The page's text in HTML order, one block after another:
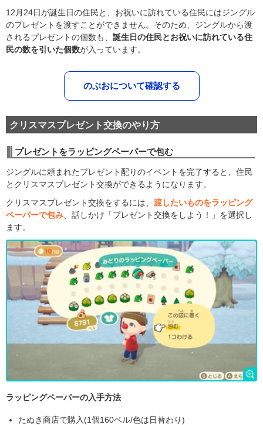
12月24日が誕生日の住民と、お祝いに訪れている住民にはジングル
のプレゼントを渡すことができません。そのため、ジングルから渡
されるプレゼントの個数も、 誕生日の住民とお祝いに訪れている住
民の数を引いた個数が入っています。
のぶおについて確認する
クリスマスプレゼント交換のやり方
プレゼントをラッピングペーパーで包む
ジングルに頼まれたプレゼント配りのイベントを完了すると、住民
とクリスマスプレゼント交換ができるようになります。
クリスマスプレゼント交換をするには、 渡したいものをラッピング
ペーパーで包み 、話しかけ「プレゼント交換をしよう！」を選択し
ます。
ラッピングペーパーの入手方法
たぬき商店で購入(1個160ベル/色は日替わり)